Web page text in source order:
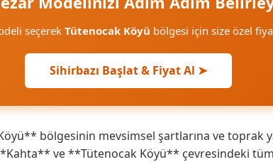
seçerekTütenocak Köyü bölgesi için size özel
Sihirbazı Başlat & Fiyat Al ➤
bölgesinin mevsimsel şartlarına ve toprak
ve **Tütenocak Köyü** çevresindeki